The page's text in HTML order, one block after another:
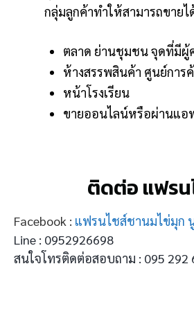
กลุ่มลูกค้าทำให้สามารถขาย
ตลาด ย่านชุมชน จุดที่มีผู้
ห้างสรรพสินค้า ศูนย์การ
หน้าโรงเรียน
ขายออนไลน์หรือผ่านแอ
ติดต่อ แฟร
Facebook : แฟรนไชส์ชานมไข่มุก
Line : 0952926698
สนใจโทรติดต่อสอบถาม : 095 292